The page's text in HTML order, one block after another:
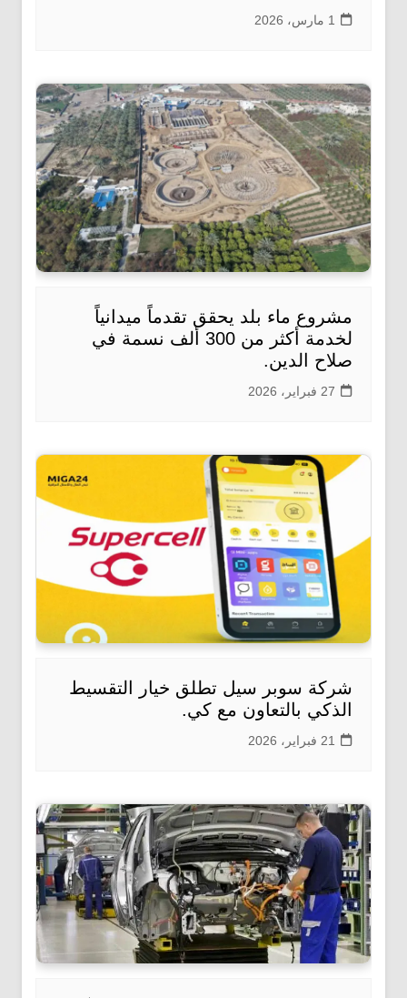
1 مارس، 2026
مشروع ماء بلد يحقق تقدماً ميدانياً
لخدمة أكثر من 300 ألف نسمة في
صلاح الدين.
27 فبراير، 2026
شركة سوبر سيل تطلق خيار التقسيط
الذكي بالتعاون مع كي.
21 فبراير، 2026